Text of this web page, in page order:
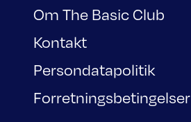
Om The Basic Club
Kontakt
Persondatapolitik
Forretningsbetingelser